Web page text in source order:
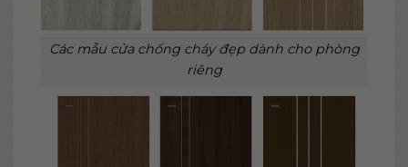
Các mẫu cửa chống cháy đẹp dành cho phòng
riêng